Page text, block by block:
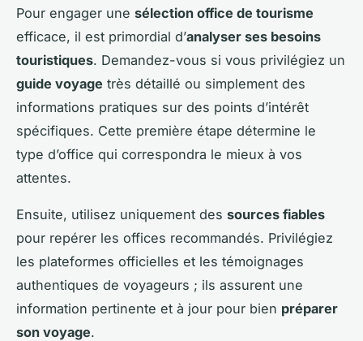
Pour engager une sélection office de tourisme
efficace, il est primordial d’analyser ses besoins
touristiques. Demandez-vous si vous privilégiez un
guide voyage très détaillé ou simplement des
informations pratiques sur des points d’intérêt
spécifiques. Cette première étape détermine le
type d’office qui correspondra le mieux à vos
attentes.
Ensuite, utilisez uniquement des sources fiables
pour repérer les offices recommandés. Privilégiez
les plateformes officielles et les témoignages
authentiques de voyageurs ; ils assurent une
information pertinente et à jour pour bien préparer
son voyage.